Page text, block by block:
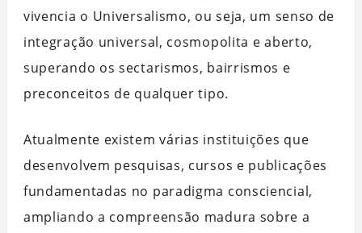
vivencia o Universalismo, ou seja, um senso de
integração universal, cosmopolita e aberto,
superando os sectarismos, bairrismos e
preconceitos de qualquer tipo.
Atualmente existem várias instituições que
desenvolvem pesquisas, cursos e publicações
fundamentadas no paradigma consciencial,
ampliando a compreensão madura sobre a